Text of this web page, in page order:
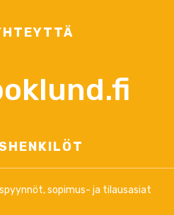
sopimus- ja tilausasiat